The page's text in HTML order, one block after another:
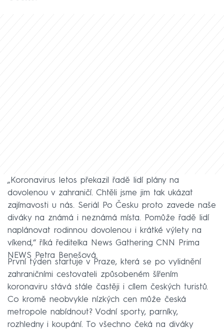
„Koronavirus letos překazil řadě lidí plány na
dovolenou v zahraničí. Chtěli jsme jim tak ukázat
zajímavosti u nás. Seriál Po Česku proto zavede naše
diváky na známá i neznámá místa. Pomůže řadě lidí
naplánovat rodinnou dovolenou i krátké výlety na
víkend,“ říká ředitelka News Gathering CNN Prima
NEWS Petra Benešová.
První týden startuje v Praze, která se po vylidnění
zahraničními cestovateli způsobeném šířením
koronaviru stává stále častěji i cílem českých turistů.
Co kromě neobvykle nízkých cen může česká
metropole nabídnout? Vodní sporty, parníky,
rozhledny i koupání. To všechno čeká na diváky